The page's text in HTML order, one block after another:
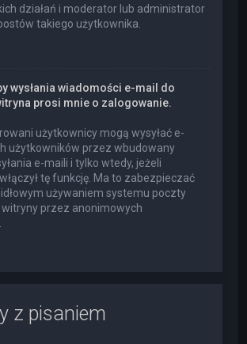
działań i moderator lub administrator
takiego użytkownika.
wysłania wiadomości e-mail do
prosi mnie o zalogowanie.
użytkownicy mogą wysyłać e-
użytkowników przez wbudowany
e-maili i tylko wtedy, jeżeli
tę funkcję. Ma to zabezpieczać
używaniem systemu poczty
przez anonimowych
z pisaniem